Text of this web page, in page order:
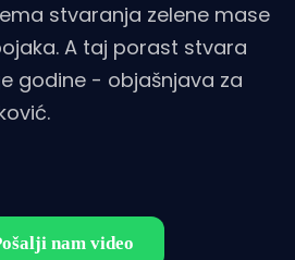
stvaranja zelene mase
A taj porast stvara
godine - objašnjava za